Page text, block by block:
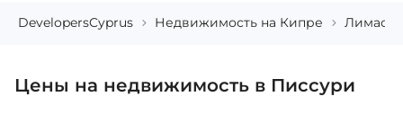
DevelopersCyprus Недвижимость на Кипре
Цены на недвижимость в Писсури